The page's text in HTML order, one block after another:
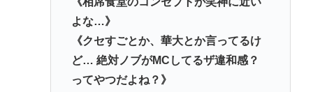
よな…》
《クセすごとか、華大とか言ってるけ
ど… 絶対ノブがMCしてるザ違和感？
ってやつだよね？》